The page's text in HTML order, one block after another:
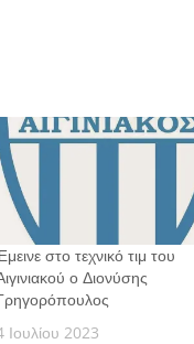
στο τεχνικό τιμ του
ο Διονύσης
Ιουλίου 2023